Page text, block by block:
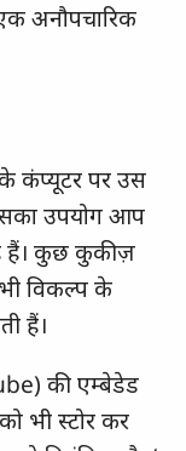
अनौपचारिक
कंप्यूटर पर उस
उपयोग आप
हैं। कुछ कुकीज़
विकल्प के
हैं।
की एम्बेडेड
भी स्टोर कर